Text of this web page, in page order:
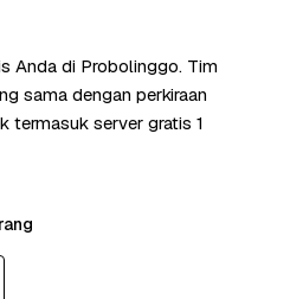
Anda di Probolinggo. Tim
sama dengan perkiraan
server gratis 1